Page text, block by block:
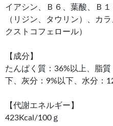
イアシン、Ｂ６、葉酸、Ｂ
（リジン、タウリン）、カ
クストコフェロール）
【成分】
たんぱく質：36%以上、脂
下、灰分：9%以下、水分：
【代謝エネルギー】
423Kcal/100ｇ